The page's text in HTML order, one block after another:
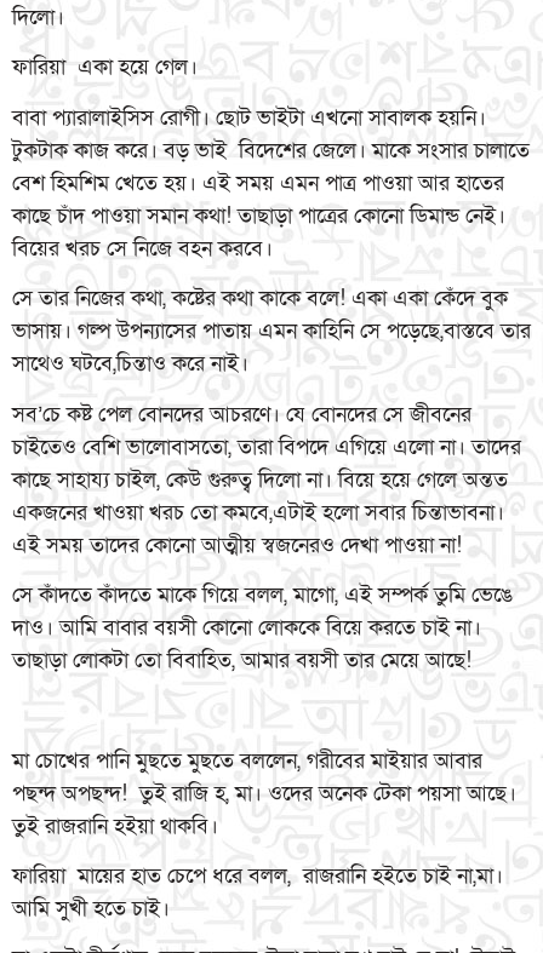
দিলো।
ফারিয়া একা হয়ে গেল।
বাবা প্যারালাইসিস রোগী। ছোট ভাইটা এখনো সাবালক হয়নি।
টুকটাক কাজ করে। বড় ভাই বিদেশের জেলে। মাকে সংসার চালাতে
বেশ হিমশিম খেতে হয়। এই সময় এমন পাত্র পাওয়া আর হাতের
কাছে চাঁদ পাওয়া সমান কথা! তাছাড়া পাত্রের কোনো ডিমান্ড নেই।
বিয়ের খরচ সে নিজে বহন করবে।
সে তার নিজের কথা, কষ্টের কথা কাকে বলে! একা একা কেঁদে বুক
ভাসায়। গল্প উপন্যাসের পাতায় এমন কাহিনি সে পড়েছে,বাস্তবে তার
সাথেও ঘটবে,চিন্তাও করে নাই।
সব’চে কষ্ট পেল বোনদের আচরণে। যে বোনদের সে জীবনের
চাইতেও বেশি ভালোবাসতো, তারা বিপদে এগিয়ে এলো না। তাদের
কাছে সাহায্য চাইল, কেউ গুরুত্ব দিলো না। বিয়ে হয়ে গেলে অন্তত
একজনের খাওয়া খরচ তো কমবে,এটাই হলো সবার চিন্তাভাবনা।
এই সময় তাদের কোনো আত্মীয় স্বজনেরও দেখা পাওয়া না!
সে কাঁদতে কাঁদতে মাকে গিয়ে বলল, মাগো, এই সম্পর্ক তুমি ভেঙে
দাও। আমি বাবার বয়সী কোনো লোককে বিয়ে করতে চাই না।
তাছাড়া লোকটা তো বিবাহিত, আমার বয়সী তার মেয়ে আছে!
মা চোখের পানি মুছতে মুছতে বললেন, গরীবের মাইয়ার আবার
পছন্দ অপছন্দ! তুই রাজি হ, মা। ওদের অনেক টেকা পয়সা আছে।
তুই রাজরানি হইয়া থাকবি।
ফারিয়া মায়ের হাত চেপে ধরে বলল, রাজরানি হইতে চাই না,মা।
আমি সুখী হতে চাই।